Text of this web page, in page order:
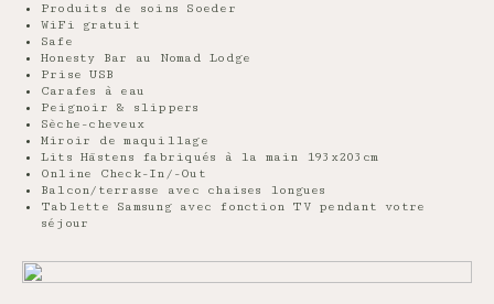
Produits de soins Soeder
WiFi gratuit
Safe
Honesty Bar au Nomad Lodge
Prise USB
Carafes à eau
Peignoir & slippers
Sèche-cheveux
Miroir de maquillage
Lits Hästens fabriqués à la main 193x203cm
Online Check-In/-Out
Balcon/terrasse avec chaises longues
Tablette Samsung avec fonction TV pendant votre
séjour